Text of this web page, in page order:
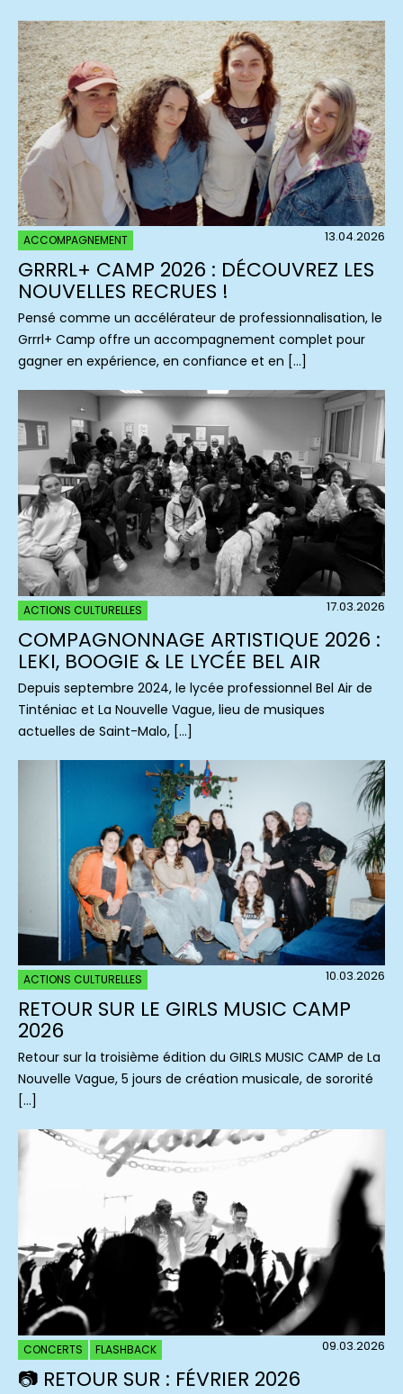
ACCOMPAGNEMENT 13.04.2026
GRRRL+ CAMP 2026 : DÉCOUVREZ LES
NOUVELLES RECRUES !
Pensé comme un accélérateur de professionnalisation, le
Grrrl+ Camp offre un accompagnement complet pour
gagner en expérience, en confiance et en […]
ACTIONS CULTURELLES 17.03.2026
COMPAGNONNAGE ARTISTIQUE 2026 :
LEKI, BOOGIE & LE LYCÉE BEL AIR
Depuis septembre 2024, le lycée professionnel Bel Air de
Tinténiac et La Nouvelle Vague, lieu de musiques
actuelles de Saint-Malo, […]
ACTIONS CULTURELLES 10.03.2026
RETOUR SUR LE GIRLS MUSIC CAMP
2026
Retour sur la troisième édition du GIRLS MUSIC CAMP de La
Nouvelle Vague, 5 jours de création musicale, de sororité
[…]
CONCERTS FLASHBACK 09.03.2026
📷 RETOUR SUR : FÉVRIER 2026